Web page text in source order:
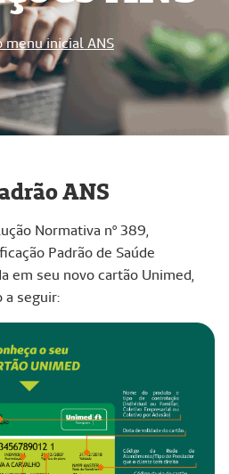
menu inicial ANS
ANS
Normativa nº 389,
Padrão de Saúde
em seu novo cartão Unimed,
seguir: